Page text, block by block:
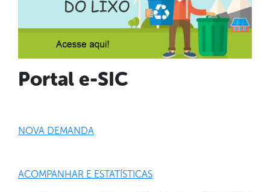
Portal e-SIC
NOVA DEMANDA
ACOMPANHAR E ESTATÍSTICAS